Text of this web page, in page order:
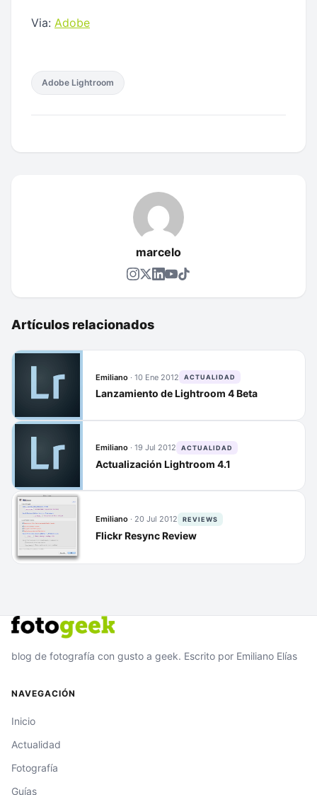
Via: Adobe
Adobe Lightroom
marcelo
Artículos relacionados
Emiliano · 10 Ene 2012 ACTUALIDAD
Lanzamiento de Lightroom 4 Beta
Emiliano · 19 Jul 2012 ACTUALIDAD
Actualización Lightroom 4.1
Emiliano · 20 Jul 2012 REVIEWS
Flickr Resync Review
blog de fotografía con gusto a geek. Escrito por Emiliano Elías
NAVEGACIÓN
Inicio
Actualidad
Fotografía
Guías